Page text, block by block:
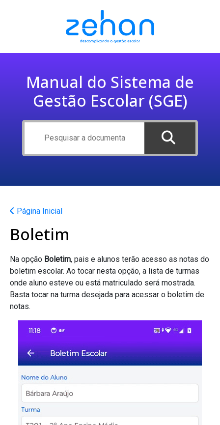
Manual do Sistema de
Gestão Escolar (SGE)
Página Inicial
Boletim
Na opção Boletim, pais e alunos terão acesso as notas do
boletim escolar. Ao tocar nesta opção, a lista de turmas
onde aluno esteve ou está matriculado será mostrada.
Basta tocar na turma desejada para acessar o boletim de
notas.